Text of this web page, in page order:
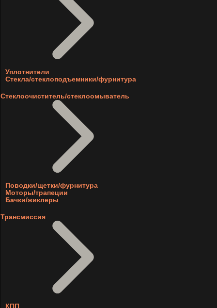
Уплотнители
Стекла/стеклоподъемники/фурнитура
Стеклоочиститель/стеклоомыватель
Поводки/щетки/фурнитура
Моторы/трапеции
Бачки/жиклеры
Трансмиссия
КПП